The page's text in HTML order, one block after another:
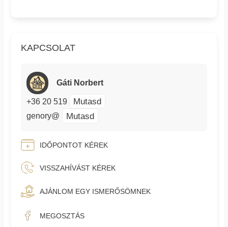
KAPCSOLAT
Gáti Norbert
+36 20 519 Mutasd
genory@ Mutasd
IDŐPONTOT KÉREK
VISSZAHÍVÁST KÉREK
AJÁNLOM EGY ISMERŐSÖMNEK
MEGOSZTÁS